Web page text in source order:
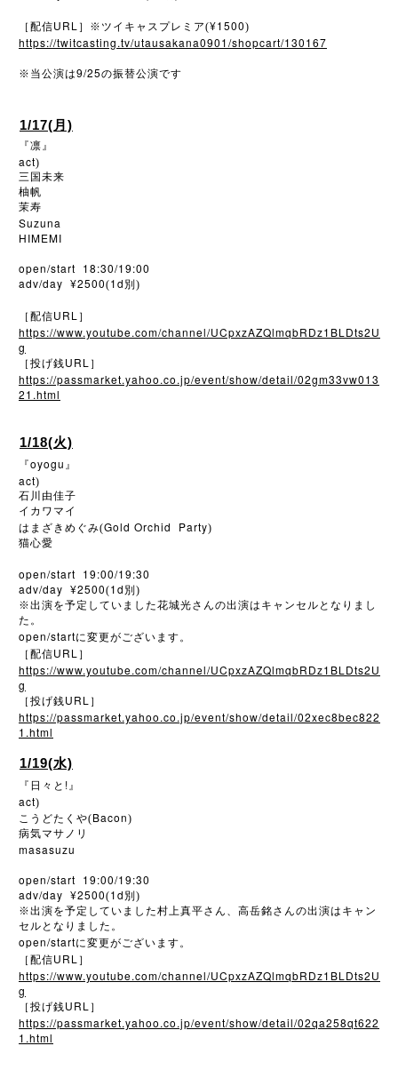
［配信URL ］※ツイキャスプレミア(¥1500)
https://twitcasting.tv/utausakana0901/shopcart/130167
※ 当公演は9/25の振替公演です
1/17(月)
『凛』
act)
三国未来
柚帆
茉寿
Suzuna
HIMEMI
open/start 18:30/19:00
adv/day ¥2500(1d 別)
［配信URL ］
https://www.youtube.com/channel/UCpxzAZQlmqbRDz1BLDts2U
g
［投げ銭URL ］
https://passmarket.yahoo.co.jp/event/show/detail/02gm33vw013
21.html
1/18(火)
『oyogu 』
act)
石川由佳子
イカワマイ
はまざきめぐみ(Gold Orchid Party)
猫心愛
open/start 19:00/19:30
adv/day ¥2500(1d 別)
※出演を予定していました花城光さんの出演はキャンセルとなりまし
た。
open/startに変更がございます。
［配信URL ］
https://www.youtube.com/channel/UCpxzAZQlmqbRDz1BLDts2U
g
［投げ銭URL ］
https://passmarket.yahoo.co.jp/event/show/detail/02xec8bec822
1.html
1/19(水)
『日々と !』
act)
こうどたくや(Bacon)
病気マサノリ
masasuzu
open/start 19:00/19:30
adv/day ¥2500(1d 別)
※出演を予定していました村上真平さん、高岳銘さんの出演はキャン
セルとなりました。
open/startに変更がございます。
［配信URL ］
https://www.youtube.com/channel/UCpxzAZQlmqbRDz1BLDts2U
g
［投げ銭URL ］
https://passmarket.yahoo.co.jp/event/show/detail/02qa258qt622
1.html